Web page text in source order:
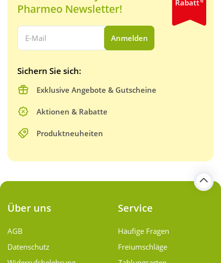
Pharmeo Newsletter!
Ihre E-Mail Adresse:
Anmelden
Sichern Sie sich:
Exklusive Angebote & Gutscheine
Aktionen & Rabatte
Produktneuheiten
Rabatt
Über uns
AGB
Datenschutz
Service
Häufige Fragen
Freiumschläge